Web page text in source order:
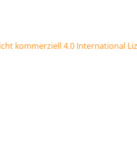
kommerziell 4.0 International